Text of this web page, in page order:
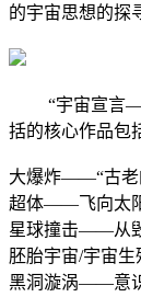
的宇宙思想的探
“宇宙宣言——
括的核心作品包
大爆炸——“古老
超体——飞向太
星球撞击——从
胚胎宇宙/宇宙生
黑洞漩涡——意